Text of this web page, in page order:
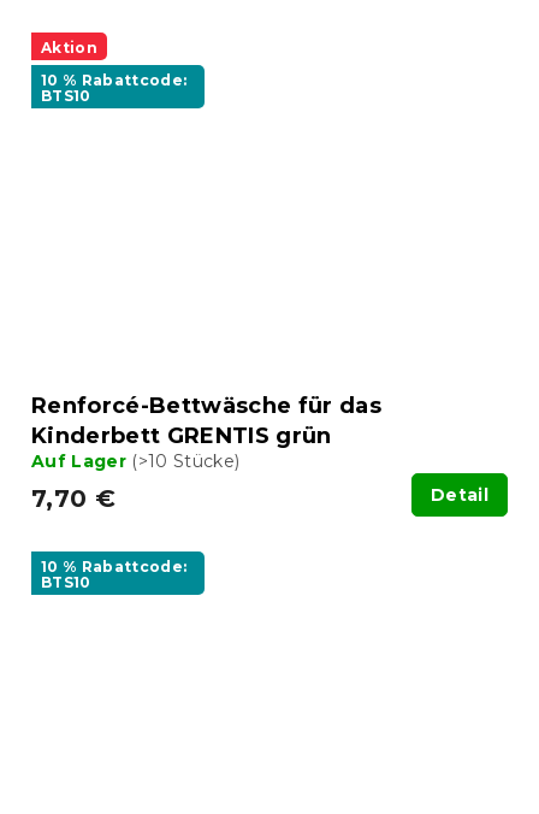
Aktion
10 % Rabattcode:
BTS10
Renforcé-Bettwäsche für das
Kinderbett GRENTIS grün
Auf Lager (>10 Stücke)
7,70 € Detail
10 % Rabattcode:
BTS10